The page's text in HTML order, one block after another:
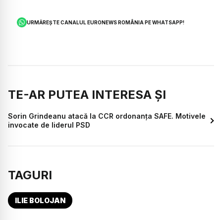
URMĂREȘTE CANALUL EURONEWS ROMÂNIA PE WHATSAPP!
TE-AR PUTEA INTERESA ȘI
Sorin Grindeanu atacă la CCR ordonanța SAFE. Motivele
invocate de liderul PSD
TAGURI
ILIE BOLOJAN